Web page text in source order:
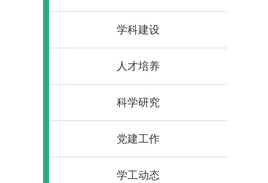
学科建设
人才培养
科学研究
党建工作
学工动态